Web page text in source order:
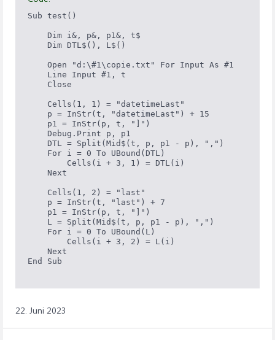
Sub test()
    Dim i&, p&, p1&, t$
    Dim DTL$(), L$()
    Open "d:\#1\copie.txt" For Input As #1
    Line Input #1, t
    Close
    Cells(1, 1) = "datetimeLast"
    p = InStr(t, "datetimeLast") + 15
    p1 = InStr(p, t, "]")
    Debug.Print p, p1
    DTL = Split(Mid$(t, p, p1 - p), ",")
    For i = 0 To UBound(DTL)
        Cells(i + 3, 1) = DTL(i)
    Next
    Cells(1, 2) = "last"
    p = InStr(t, "last") + 7
    p1 = InStr(p, t, "]")
    L = Split(Mid$(t, p, p1 - p), ",")
    For i = 0 To UBound(L)
        Cells(i + 3, 2) = L(i)
    Next
End Sub
22. Juni 2023